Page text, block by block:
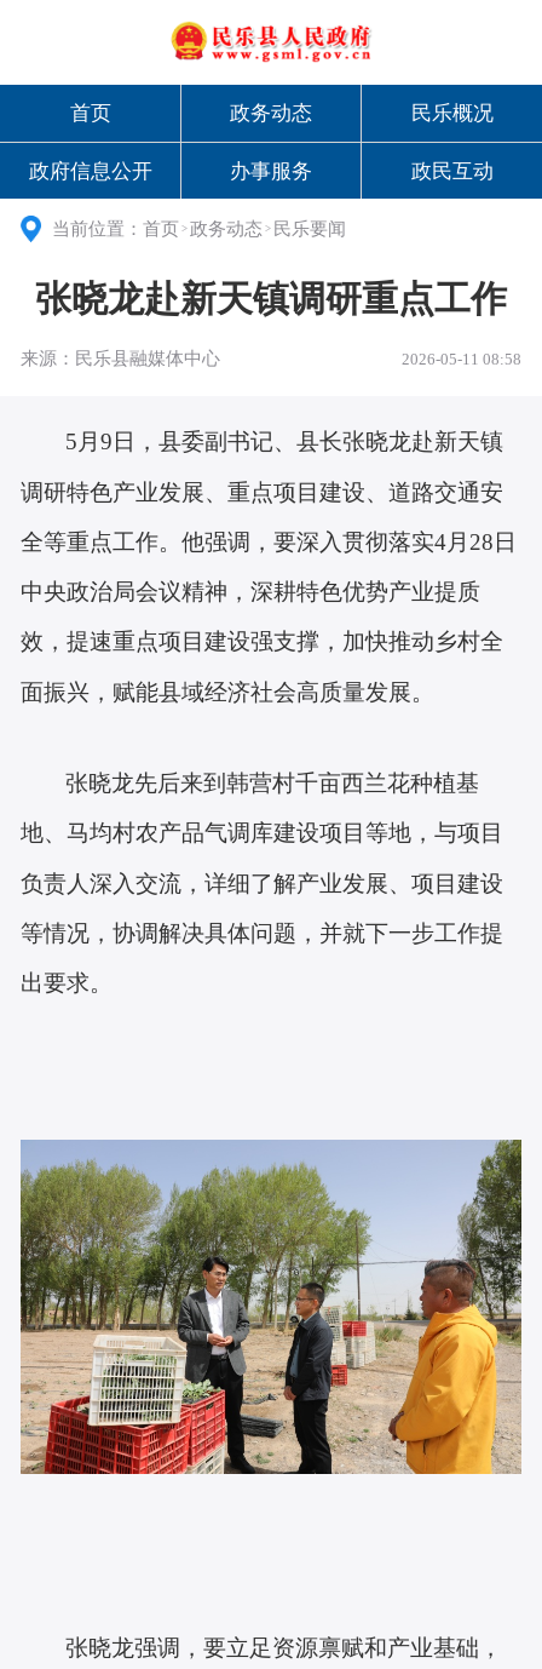
首页 政务动态 民乐概况
政府信息公开 办事服务 政民互动
当前位置：首页 > 政务动态 > 民乐要闻
张晓龙赴新天镇调研重点工作
来源：民乐县融媒体中心 2026-05-11 08:58
5月9 日，县委副书记、县长张晓龙赴新天镇
调研特色产业发展、重点项目建设、道路交通安
全等重点工作。他强调，要深入贯彻落实4月28日
中央政治局会议精神，深耕特色优势产业提质
效 ，提速重点项目建设强支撑， 加快推动乡村全
面振兴，赋能县域经济社会高质量发展。
张晓龙先后来到韩营村千亩西兰花种植基
地、马均村农产品气调库建设项目等地，与项目
负责人深入交流，详细了解产业发展、项目建设
等情况，协调解决具体问题，并就下一步工作提
出要求。
张晓龙强调，要立足资源禀赋和产业基础，